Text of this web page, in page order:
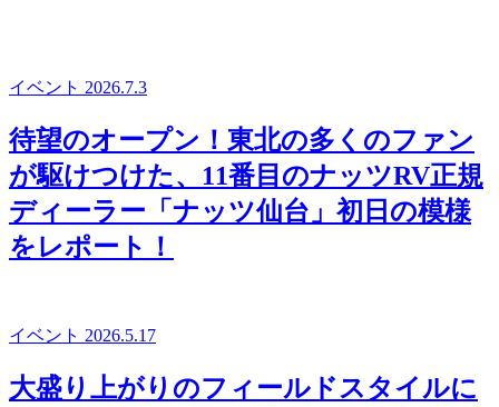
イベント 2026.7.3
待望のオープン！東北の多くのファン
が駆けつけた、11番目のナッツRV正規
ディーラー「ナッツ仙台」初日の模様
をレポート！
イベント 2026.5.17
大盛り上がりのフィールドスタイルに